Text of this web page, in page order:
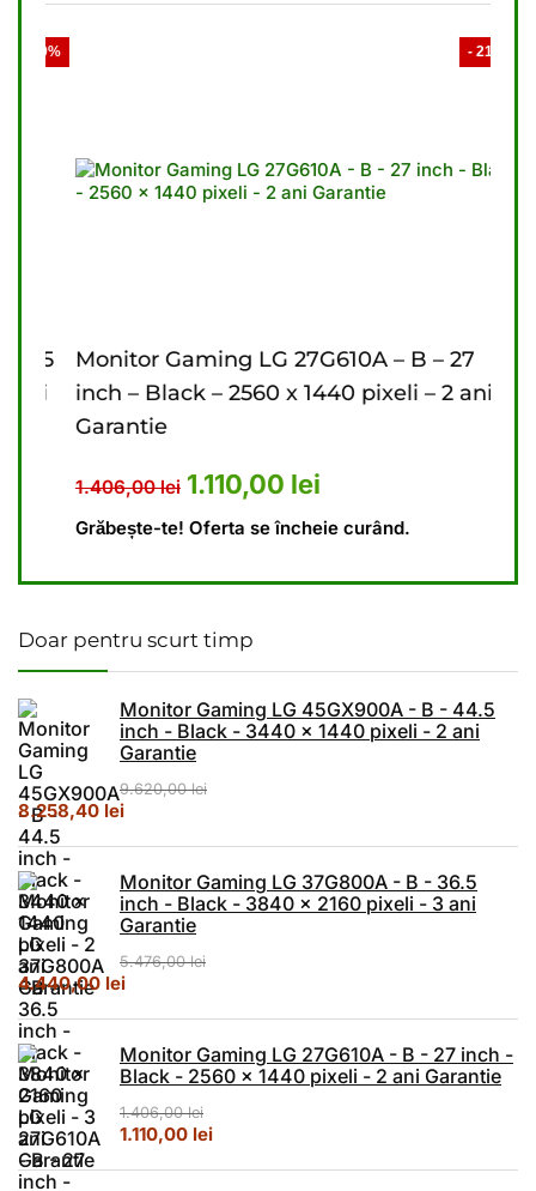
lei.
este: 4.440,00 lei.
- 21%
Monitor Gaming LG 27G610A – B – 27
inch – Black – 2560 x 1440 pixeli – 2 ani
Garantie
1.406,00lei Prețul inițial a fost: 1.406,00
1.110,00lei Prețul curent este:
Grăbește-te! Oferta se încheie curând.
Doar pentru scurt timp
Monitor Gaming LG 45GX900A - B - 44.5
inch - Black - 3440 x 1440 pixeli - 2 ani
Garantie
9.620,00lei
Prețul inițial a fost: 9.620,00 lei.
8.258,40 leiPrețul curent este: 8.258,40 lei.
Monitor Gaming LG 37G800A - B - 36.5
inch - Black - 3840 x 2160 pixeli - 3 ani
Garantie
5.476,00lei
Prețul inițial a fost: 5.476,00 lei.
4.440,00 leiPrețul curent este: 4.440,00 lei.
Monitor Gaming LG 27G610A - B - 27 inch -
Black - 2560 x 1440 pixeli - 2 ani Garantie
1.406,00lei
Prețul inițial a fost: 1.406,00 lei.
1.110,00 leiPrețul curent este: 1.110,00 lei.